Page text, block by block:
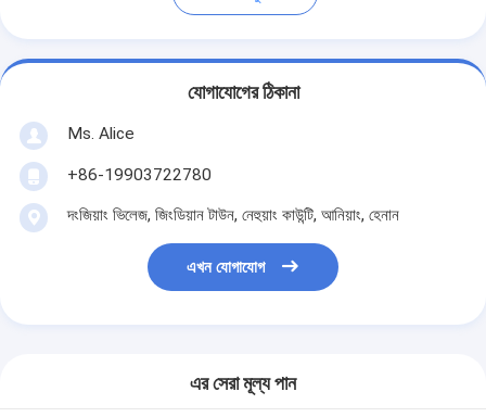
যোগাযোগের ঠিকানা
Ms. Alice
+86-19903722780
দংজিয়াং ভিলেজ, জিংডিয়ান টাউন, নেহুয়াং কাউন্টি, আনিয়াং, হেনান
এখন যোগাযোগ
এর সেরা মূল্য পান